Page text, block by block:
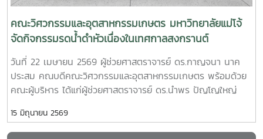
โอกาสให้นักศึกษาได้เรียนรู้จากกระบวนการทำงานในภาค
อุตสาหกรรม และพัฒนาทักษะให้สอดคล้องกับความต้องการของ
ตลาดแรงงานภายหลังพิธีลงนาม คณะผู้บริหารและผู้แทนจาก
และ Robotics & Micro Food Factory ซึ่งเป็นแหล่งเรียนรู้ด้าน
เทคโนโลยีแขนกลและระบบอัตโนมัติในอุตสาหกรรมอาหาร โดยมี
อาจารย์ ดร.ชวกร ศรีเงินยวง เป็นผู้นำเสนอและให้ข้อมูลเกี่ยวกับ
การเรียนการสอน งานวิจัย และการประยุกต์ใช้เทคโนโลยีดังกล่าว
ในภาคอุตสาหกรรมนอกจากนี้ ความร่วมมือยังครอบคลุมถึงการ
พัฒนาทักษะ การถ่ายทอดองค์ความรู้ การคัดเลือกนักศึกษาเข้า
คณะวิศวกรรมและอุตสาหกรรมเกษตร มหาวิทยาลัยแม่โจ้
จัดกิจกรรมรดน้ำดำหัวเนื่องในเทศกาลสงกรานต์
วันที่ 22 เมษายน 2569 ผู้ช่วยศาสตราจารย์ ดร.กาญจนา นาค
ประสม คณบดีคณะวิศวกรรมและอุตสาหกรรมเกษตร พร้อมด้วย
คณะผู้บริหาร ได้แก่ผู้ช่วยศาสตราจารย์ ดร.นำพร ปัญโญใหญ่
ศาสตราจารย์ ดร.กนกวรรณ ตาลดี รองคณบดีฝ่ายวิชาการและ
การต่างประเทศ ผู้ช่วยศาสตราจารย์ ดร.แพรวพรรณ จอมงาม ผู้
15 มิถุนายน 2569